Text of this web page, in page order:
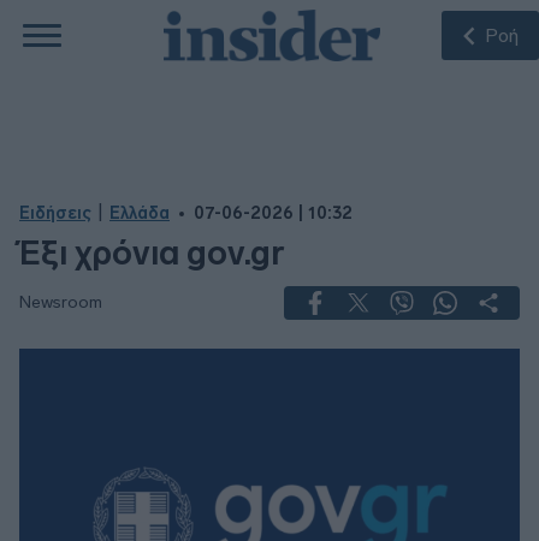
Ροή
Ειδήσεις Ελλάδα 07-06-2026 | 10:32
Έξι χρόνια gov.gr
Newsroom